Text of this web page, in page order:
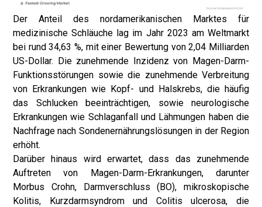
Der Anteil des nordamerikanischen Marktes für
medizinische Schläuche lag im Jahr 2023 am Weltmarkt
bei rund 34,63 %, mit einer Bewertung von 2,04 Milliarden
US-Dollar. Die zunehmende Inzidenz von Magen-Darm-
Funktionsstörungen sowie die zunehmende Verbreitung
von Erkrankungen wie Kopf- und Halskrebs, die häufig
das Schlucken beeinträchtigen, sowie neurologische
Erkrankungen wie Schlaganfall und Lähmungen haben die
Nachfrage nach Sondenernährungslösungen in der Region
erhöht.
Darüber hinaus wird erwartet, dass das zunehmende
Auftreten von Magen-Darm-Erkrankungen, darunter
Morbus Crohn, Darmverschluss (BO), mikroskopische
Kolitis, Kurzdarmsyndrom und Colitis ulcerosa, die